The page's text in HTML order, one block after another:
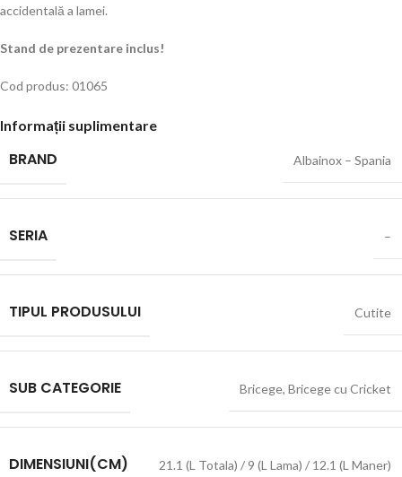
accidentală a lamei.
Stand de prezentare inclus!
Cod produs: 01065
Informații suplimentare
BRAND Albainox – Spania
SERIA –
TIPUL PRODUSULUI Cutite
SUB CATEGORIE Bricege, Bricege cu Cricket
DIMENSIUNI(CM) 21.1 (L Totala) / 9 (L Lama) / 12.1 (L Maner)